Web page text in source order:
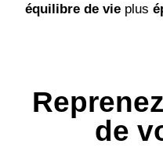
équilibre de vie plus
de